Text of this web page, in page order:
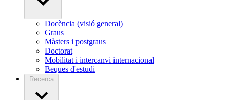
Docència (visió general)
Graus
Màsters i postgraus
Doctorat
Mobilitat i intercanvi internacional
Beques d'estudi
Recerca